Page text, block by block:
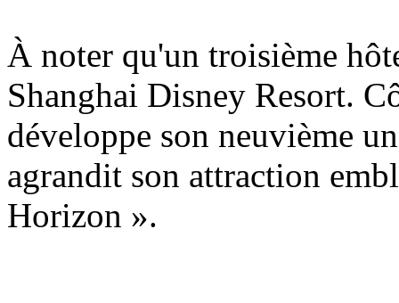
À noter qu'un troisième
Shanghai Disney Resort.
développe son neuvième
agrandit son attraction
Horizon ».